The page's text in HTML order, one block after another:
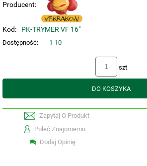
Producent:
Kod: PK-TRYMER VF 16"
Dostępność: 1-10
szt
DO KOSZYKA
Zapytaj O Produkt
Poleć Znajomemu
Dodaj Opinię